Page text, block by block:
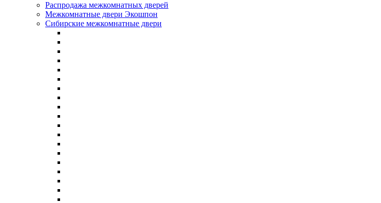
Распродажа межкомнатных дверей
Межкомнатные двери Экошпон
Сибирские межкомнатные двери